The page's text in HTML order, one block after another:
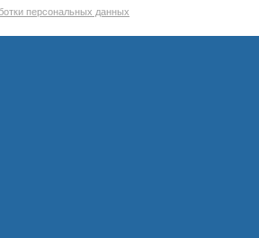
персональных данных